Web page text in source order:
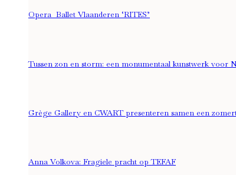
Opera Ballet Vlaanderen ‘RITES’
Tussen zon en storm: een monumentaal kunstwerk voor
Grège Gallery en CWART presenteren samen een
Anna Volkova: Fragiele pracht op TEFAF